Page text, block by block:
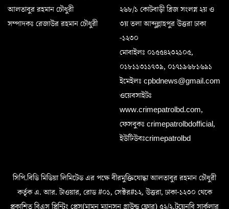
আলতাবুর রহমান চৌধুরী
সম্পাদকঃ রেজাউর রহমান চৌধুরী
২৬৮/১ কোটবাড়ী ব্রিজ সংলগ্ন ২য় ও
৩য় তলা আব্দুল্লাহপুর উত্তরা ঢাকা
-১২৩০
মোবাইলঃ ০১৫৫৪২৩২১০৫,
০১৮১১৩১১৭৩৯, ০১৭১৯৬৮১৬৯১
ইমেইলঃ cpbdnews@gmail.com
ওয়েবসাইটঃ
www.crimepatrolbd.com,
ফেসবুকঃ crimepatrolbdofficial,
ইউটিউবঃcrimepatrolbd
সিপি.বিডি মিডিয়া লিমিটেড এর পক্ষে বীরমুক্তিযোদ্ধা আলতাবুর রহমান চৌধুরী
কর্তৃক এ. আর. টাওয়ার, রোড #০১, সেক্টর#১২, উত্তরা, ঢাকা-১২৩০ থেকে
প্রকাশিত বিএস প্রিন্টিং প্রেস(মামুন ম্যানসন গ্রাউন্ড ফ্লোর) ৫২/২,টয়েনবি সার্কুলার